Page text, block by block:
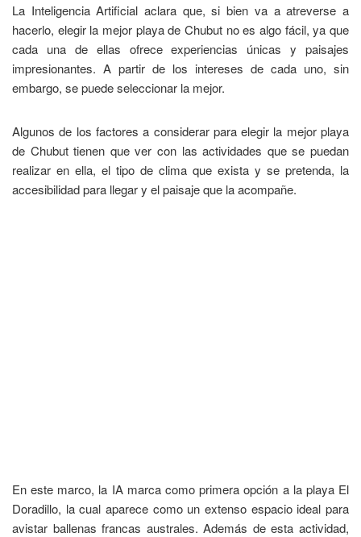
La Inteligencia Artificial aclara que, si bien va a atreverse a
hacerlo, elegir la mejor playa de Chubut no es algo fácil, ya que
cada una de ellas ofrece experiencias únicas y paisajes
impresionantes. A partir de los intereses de cada uno, sin
embargo, se puede seleccionar la mejor.
Algunos de los factores a considerar para elegir la mejor playa
de Chubut tienen que ver con las actividades que se puedan
realizar en ella, el tipo de clima que exista y se pretenda, la
accesibilidad para llegar y el paisaje que la acompañe.
En este marco, la IA marca como primera opción a la playa El
Doradillo, la cual aparece como un extenso espacio ideal para
avistar ballenas francas australes. Además de esta actividad,